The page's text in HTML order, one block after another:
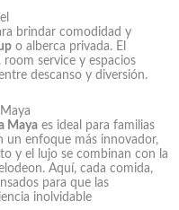
brindar comodidad y
o alberca privada. El
service y espacios
descanso y diversión.
Maya es ideal para familias
enfoque más innovador,
y el lujo se combinan con la
Aquí, cada comida,
para que las
inolvidable